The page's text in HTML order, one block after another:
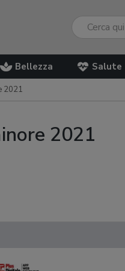
Bellezza Salute
2021
2021